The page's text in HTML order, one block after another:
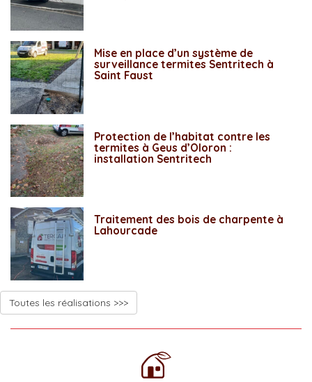
Mise en place d’un système de
surveillance termites Sentritech à
Saint Faust
Protection de l’habitat contre les
termites à Geus d’Oloron :
installation Sentritech
Traitement des bois de charpente à
Lahourcade
Toutes les réalisations >>>